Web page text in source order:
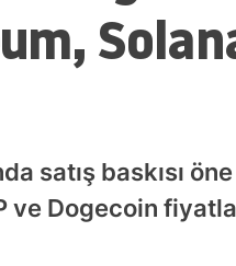
satış baskısı
Dogecoin